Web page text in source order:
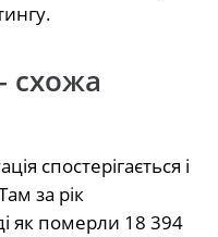
схожа
спостерігається і
за рік
як померли 18 394